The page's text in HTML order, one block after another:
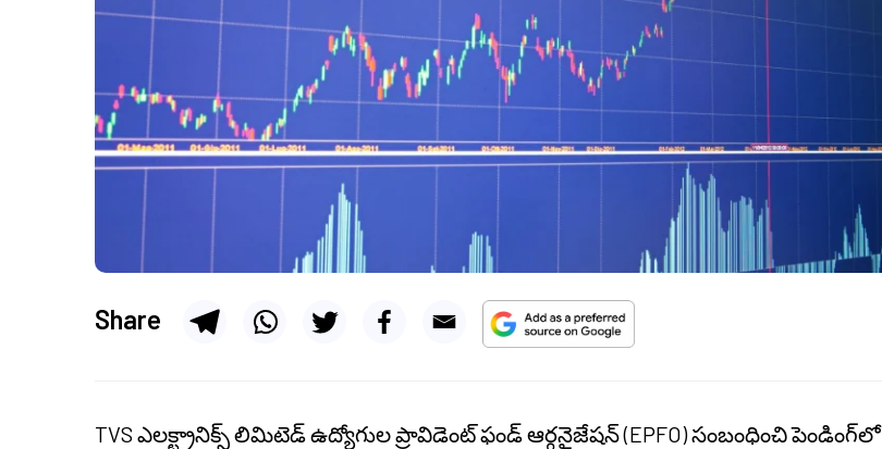
Share
TVS ఎలక్ట్రానిక్స్ లిమిటెడ్ ఉద్యోగుల ప్రావిడెంట్ ఫండ్ ఆర్గనైజేషన్ (EPFO) సంబంధించి పెండింగ్‌లో